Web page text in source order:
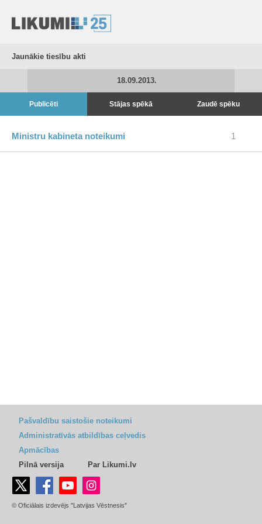
Jaunākie tiesību akti
18.09.2013.
Publicēti Stājas spēkā Zaudē spēku
Ministru kabineta noteikumi 1
Pašvaldību saistošie noteikumi
Administratīvās atbildības ceļvedis
Apmācības
Pilnā versija
Par Likumi.lv
© Oficiālais izdevējs "Latvijas Vēstnesis"